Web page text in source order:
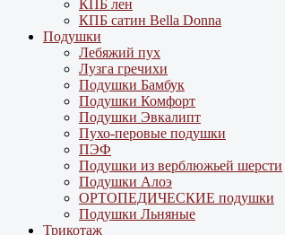
КПБ лен
КПБ сатин Bella Donna
Подушки
Лебяжий пух
Лузга гречихи
Подушки Бамбук
Подушки Комфорт
Подушки Эвкалипт
Пухо-перовые подушки
ПЭФ
Подушки из верблюжьей шерсти
Подушки Алоэ
ОРТОПЕДИЧЕСКИЕ подушки
Подушки Льняные
Трикотаж